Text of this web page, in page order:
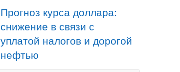
Прогноз курса доллара:
снижение в связи с
уплатой налогов и дорогой
нефтью